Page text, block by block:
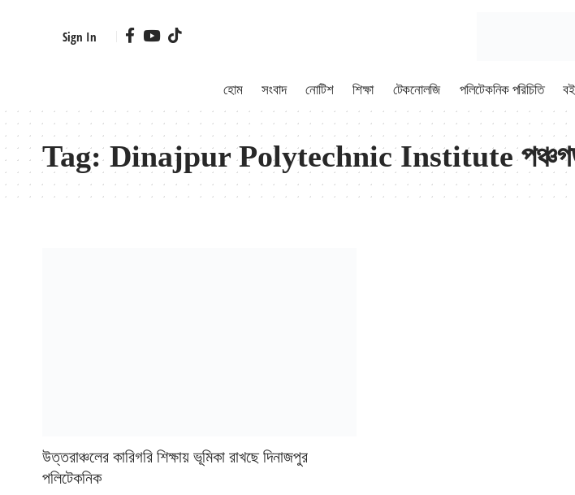
Sign In
হোম সংবাদ নোটিশ শিক্ষা টেকনোলজি পলিটেকনিক পরিচিতি
Tag:Dinajpur Polytechnic Institute
উত্তরাঞ্চলের কারিগরি শিক্ষায় ভূমিকা রাখছে দিনাজপুর
পলিটেকনিক